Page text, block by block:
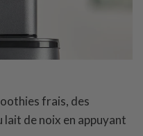
frais, des
lait de noix en appuyant